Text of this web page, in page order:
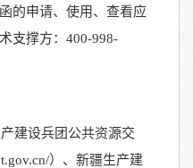
的申请、使用、查看应
支撑方： 400-998-
建设兵团公共资源交
）、新疆生产建